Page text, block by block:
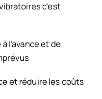
c’est
l’avance et de
et réduire les coûts